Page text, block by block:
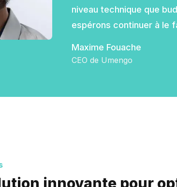
niveau technique que
espérons continuer à le
Maxime Fouache
CEO de Umengo
innovante pour